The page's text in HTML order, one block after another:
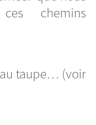
chemins
taupe… (voir